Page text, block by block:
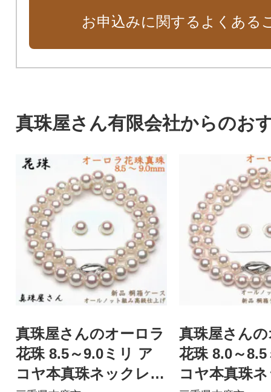
お申込みに関するよくある
真珠屋さん有限会社からのお
真珠屋さんのオーロラ
花珠 8.5～9.0ミリ ア
コヤ本真珠ネックレス
真珠屋さん
花珠 8.0～
コヤ本真珠